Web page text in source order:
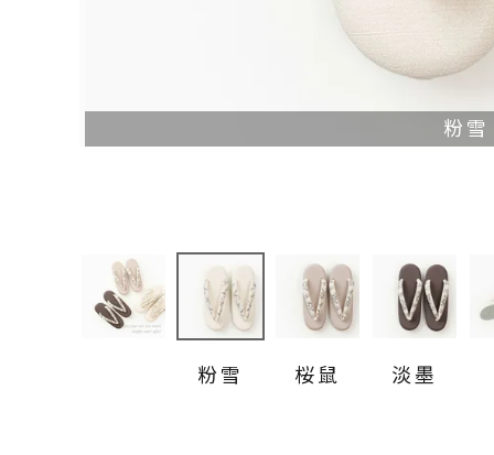
新作・キャンペーン
キモノ読ミモノ
粉雪
粉雪 桜鼠 淡墨